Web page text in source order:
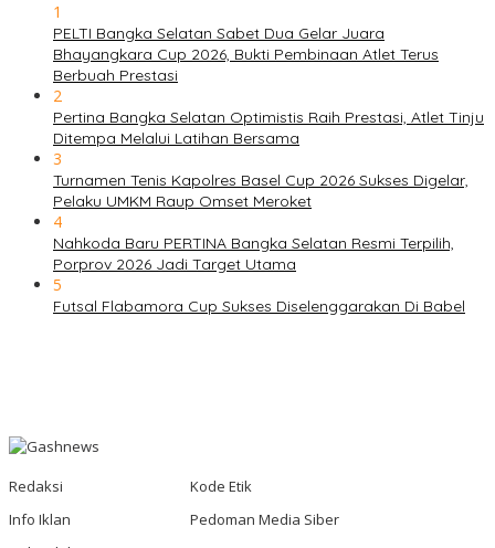
1
PELTI Bangka Selatan Sabet Dua Gelar Juara
Bhayangkara Cup 2026, Bukti Pembinaan Atlet Terus
Berbuah Prestasi
2
Pertina Bangka Selatan Optimistis Raih Prestasi, Atlet Tinju
Ditempa Melalui Latihan Bersama
3
Turnamen Tenis Kapolres Basel Cup 2026 Sukses Digelar,
Pelaku UMKM Raup Omset Meroket
4
Nahkoda Baru PERTINA Bangka Selatan Resmi Terpilih,
Porprov 2026 Jadi Target Utama
5
Futsal Flabamora Cup Sukses Diselenggarakan Di Babel
Redaksi
Kode Etik
Info Iklan
Pedoman Media Siber